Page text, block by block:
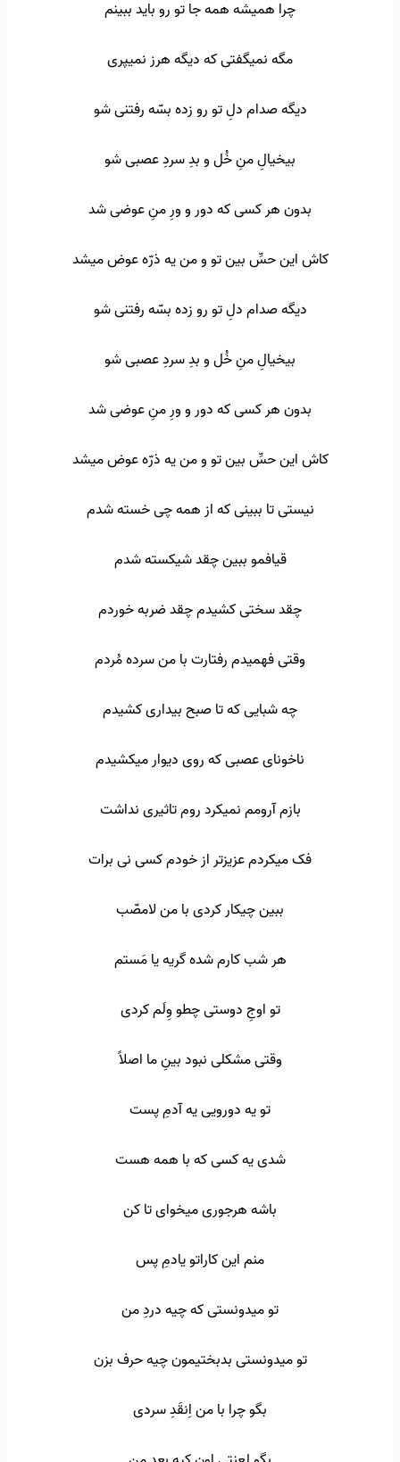
چرا همیشه همه جا تو رو باید ببینم
مگه نمیگفتی که دیگه هرز نمیپری
دیگه صدام دلِ تو رو زده بسّه رفتنی شو
بیخیالِ منِ خُل و بدِ سردِ عصبی شو
بدون هر کسی که دور و ورِ منِ عوضی شد
کاش این حسِّ بین تو و من یه ذرّه عوض میشد
دیگه صدام دلِ تو رو زده بسّه رفتنی شو
بیخیالِ منِ خُل و بدِ سردِ عصبی شو
بدون هر کسی که دور و ورِ منِ عوضی شد
کاش این حسِّ بین تو و من یه ذرّه عوض میشد
نیستی تا ببینی که از همه چی خسته شدم
قیافمو ببین چقد شیکسته شدم
چقد سختی کشیدم چقد ضربه خوردم
وقتی فهمیدم رفتارت با من سرده مُردم
چه شبایی که تا صبح بیداری کشیدم
ناخونای عصبی که روی دیوار میکشیدم
بازم آرومم نمیکرد روم تاثیری نداشت
فک میکردم عزیزتر از خودم کسی نی برات
ببین چیکار کردی با من لامصّب
هر شب کارم شده گریه یا مَستم
تو اوجِ دوستی چطو وِلَم کردی
وقتی مشکلی نبود بینِ ما اصلاً
تو یه دورویی یه آدمِ پست
شدی یه کسی که با همه هست
باشه هرجوری میخوای تا کن
منم این کاراتو یادمِ پس
تو میدونستی که چیه دردِ من
تو میدونستی بدبختیمون چیه حرف بزن
بگو چرا با من اِنقَدِ سردی